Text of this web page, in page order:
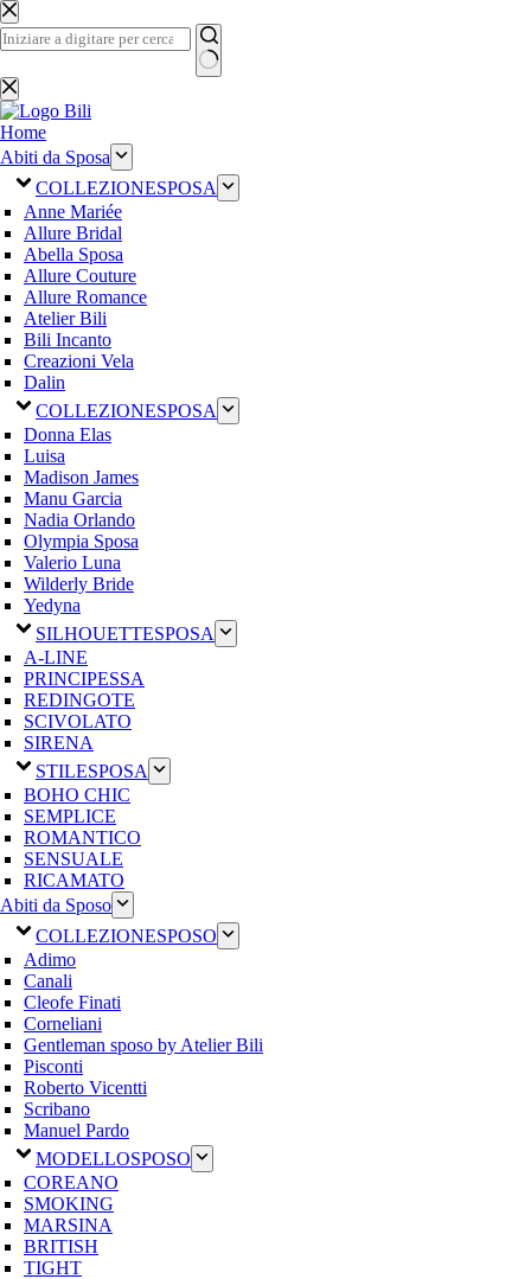
Salta
al
contenuto
Nessun
risultato
Home
Abiti da Sposa
COLLEZIONESPOSA
Anne Mariée
Allure Bridal
Abella Sposa
Allure Couture
Allure Romance
Atelier Bili
Bili Incanto
Creazioni Vela
Dalin
COLLEZIONESPOSA
Donna Elas
Luisa
Madison James
Manu Garcia
Nadia Orlando
Olympia Sposa
Valerio Luna
Wilderly Bride
Yedyna
SILHOUETTESPOSA
A-LINE
PRINCIPESSA
REDINGOTE
SCIVOLATO
SIRENA
STILESPOSA
BOHO CHIC
SEMPLICE
ROMANTICO
SENSUALE
RICAMATO
Abiti da Sposo
COLLEZIONESPOSO
Adimo
Canali
Cleofe Finati
Corneliani
Gentleman sposo by Atelier Bili
Pisconti
Roberto Vicentti
Scribano
Manuel Pardo
MODELLOSPOSO
COREANO
SMOKING
MARSINA
BRITISH
TIGHT